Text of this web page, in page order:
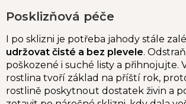
Posklizňová péče
I po sklizni je potřeba jahody stále
udržovat čisté a bez plevele.
poškozené i suché listy a přihnojujte.
rostlina tvoří základ na příští rok,
rostlině poskytnout dostatek živin a